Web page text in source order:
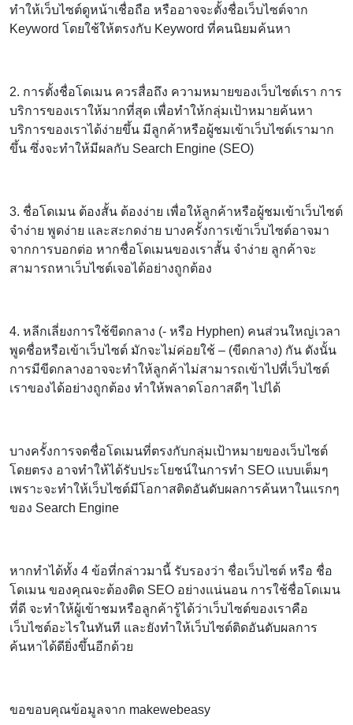
ทำให้เว็บไซต์ดูหน้าเชื่อถือ หรืออาจจะตั้งชื่อเว็บไซต์จาก
Keyword โดยใช้ให้ตรงกับ Keyword ที่คนนิยมค้นหา
2. การตั้งชื่อโดเมน ควรสื่อถึง ความหมายของเว็บไซต์เรา การ
บริการของเราให้มากที่สุด เพื่อทำให้กลุ่มเป้าหมายค้นหา
บริการของเราได้ง่ายขึ้น มีลูกค้าหรือผู้ชมเข้าเว็บไซต์เรามาก
ขึ้น ซึ่งจะทำให้มีผลกับ Search Engine (SEO)
3. ชื่อโดเมน ต้องสั้น ต้องง่าย เพื่อให้ลูกค้าหรือผู้ชมเข้าเว็บไซต์
จำง่าย พูดง่าย และสะกดง่าย บางครั้งการเข้าเว็บไซต์อาจมา
จากการบอกต่อ หากชื่อโดเมนของเราสั้น จำง่าย ลูกค้าจะ
สามารถหาเว็บไซต์เจอได้อย่างถูกต้อง
4. หลีกเลี่ยงการใช้ขีดกลาง (- หรือ Hyphen) คนส่วนใหญ่เวลา
พูดชื่อหรือเข้าเว็บไซต์ มักจะไม่ค่อยใช้ – (ขีดกลาง) กัน ดังนั้น
การมีขีดกลางอาจจะทำให้ลูกค้าไม่สามารถเข้าไปที่เว็บไซต์
เราของได้อย่างถูกต้อง ทำให้พลาดโอกาสดีๆ ไปได้
บางครั้งการจดชื่อโดเมนที่ตรงกับกลุ่มเป้าหมายของเว็บไซต์
โดยตรง อาจทำให้ได้รับประโยชน์ในการทำ SEO แบบเต็มๆ
เพราะจะทำให้เว็บไซต์มีโอกาสติดอันดับผลการค้นหาในแรกๆ
ของ Search Engine
หากทำได้ทั้ง 4 ข้อที่กล่าวมานี้ รับรองว่า ชื่อเว็บไซต์ หรือ ชื่อ
โดเมน ของคุณจะต้องติด SEO อย่างแน่นอน การใช้ชื่อโดเมน
ที่ดี จะทำให้ผู้เข้าชมหรือลูกค้ารู้ได้ว่าเว็บไซต์ของเราคือ
เว็บไซต์อะไรในทันที และยังทำให้เว็บไซต์ติดอันดับผลการ
ค้นหาได้ดียิ่งขึ้นอีกด้วย
ขอขอบคุณข้อมูลจาก makewebeasy